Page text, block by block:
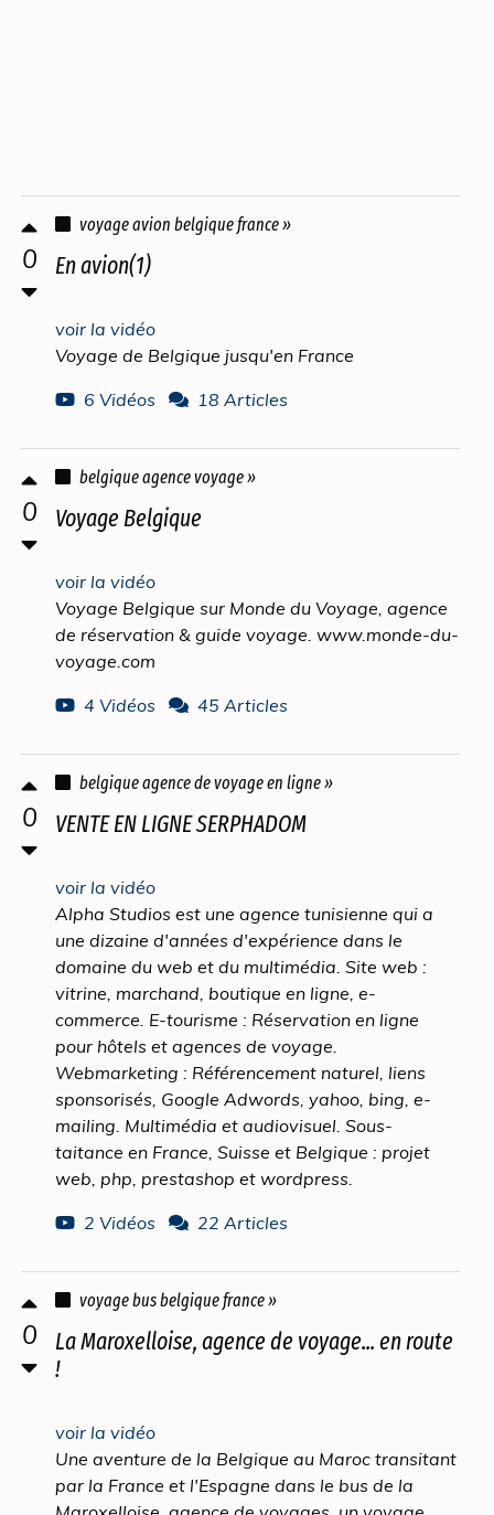
0
voyage avion belgique france »
En avion(1)
voir la vidéo
Voyage de Belgique jusqu'en France
6 Vidéos
18 Articles
0
belgique agence voyage »
Voyage Belgique
voir la vidéo
Voyage Belgique sur Monde du Voyage, agence
de réservation & guide voyage. www.monde-du-
voyage.com
4 Vidéos
45 Articles
0
belgique agence de voyage en ligne »
VENTE EN LIGNE SERPHADOM
voir la vidéo
Alpha Studios est une agence tunisienne qui a
une dizaine d'années d'expérience dans le
domaine du web et du multimédia. Site web :
vitrine, marchand, boutique en ligne, e-
commerce. E-tourisme : Réservation en ligne
pour hôtels et agences de voyage.
Webmarketing : Référencement naturel, liens
sponsorisés, Google Adwords, yahoo, bing, e-
mailing. Multimédia et audiovisuel. Sous-
taitance en France, Suisse et Belgique : projet
web, php, prestashop et wordpress.
2 Vidéos
22 Articles
0
voyage bus belgique france »
La Maroxelloise, agence de voyage... en route
!
voir la vidéo
Une aventure de la Belgique au Maroc transitant
par la France et l'Espagne dans le bus de la